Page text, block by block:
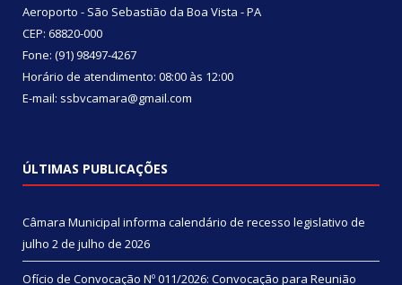
Aeroporto - São Sebastião da Boa Vista - PA
CEP: 68820-000
Fone: (91) 98497-4267
Horário de atendimento: 08:00 às 12:00
E-mail: ssbvcamara@gmail.com
ÚLTIMAS PUBLICAÇÕES
Câmara Municipal informa calendário de recesso legislativo de
julho 2 de julho de 2026
Ofício de Convocação Nº 011/2026: Convocação para Reunião